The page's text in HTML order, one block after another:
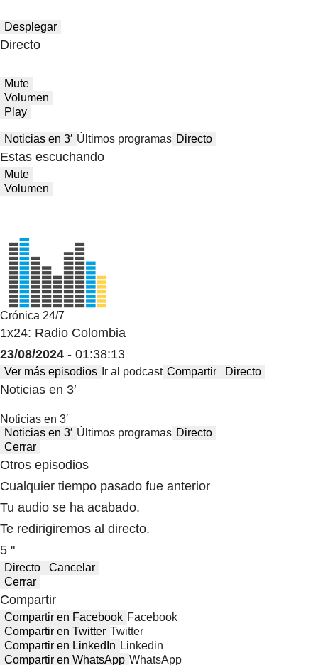
Desplegar
Directo
Mute
Volumen
Play
Noticias en 3′ Últimos programas Directo
Estas escuchando
Mute
Volumen
Crónica 24/7
1x24: Radio Colombia
23/08/2024 - 01:38:13
Ver más episodios Ir al podcast Compartir Directo
Noticias en 3′
Noticias en 3′
Noticias en 3′ Últimos programas Directo
Cerrar
Otros episodios
Cualquier tiempo pasado fue anterior
Tu audio se ha acabado.
Te redirigiremos al directo.
5 "
Directo
Cancelar
Cerrar
Compartir
Compartir en Facebook Facebook
Compartir en Twitter Twitter
Compartir en LinkedIn Linkedin
Compartir en WhatsApp WhatsApp